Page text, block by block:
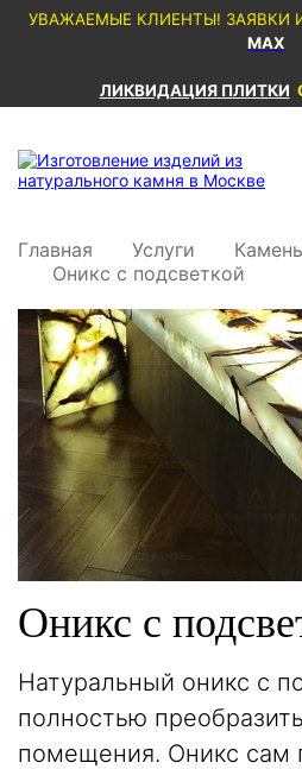
УВАЖАЕМЫЕ КЛИЕНТЫ! ЗАЯВКИ
MAX
ЛИКВИДАЦИЯ ПЛИТКИ
Главная Услуги
Оникс с подсветкой
Оникс с
Натуральный оникс с
полностью
помещения. Оникс сам